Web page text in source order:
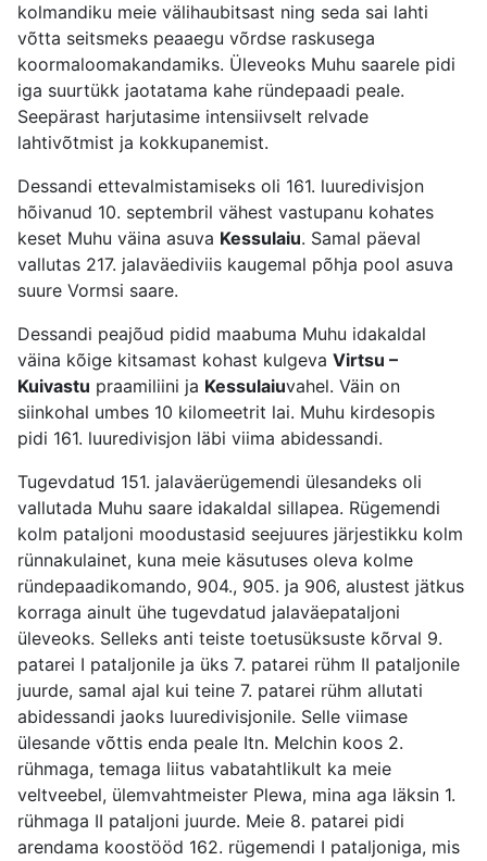
kolmandiku meie välihaubitsast ning seda sai lahti
võtta seitsmeks peaaegu võrdse raskusega
koormaloomakandamiks. Üleveoks Muhu saarele pidi
iga suurtükk jaotatama kahe ründepaadi peale.
Seepärast harjutasime intensiivselt relvade
lahtivõtmist ja kokkupanemist.
Dessandi ettevalmistamiseks oli 161. luuredivisjon
hõivanud 10. septembril vähest vastupanu kohates
keset Muhu väina asuva Kessulaiu. Samal päeval
vallutas 217. jalaväediviis kaugemal põhja pool asuva
suure Vormsi saare.
Dessandi peajõud pidid maabuma Muhu idakaldal
väina kõige kitsamast kohast kulgeva Virtsu –
Kuivastu praamiliini ja Kessulaiuvahel. Väin on
siinkohal umbes 10 kilomeetrit lai. Muhu kirdesopis
pidi 161. luuredivisjon läbi viima abidessandi.
Tugevdatud 151. jalaväerügemendi ülesandeks oli
vallutada Muhu saare idakaldal sillapea. Rügemendi
kolm pataljoni moodustasid seejuures järjestikku kolm
rünnakulainet, kuna meie käsutuses oleva kolme
ründepaadikomando, 904., 905. ja 906, alustest jätkus
korraga ainult ühe tugevdatud jalaväepataljoni
üleveoks. Selleks anti teiste toetusüksuste kõrval 9.
patarei I pataljonile ja üks 7. patarei rühm II pataljonile
juurde, samal ajal kui teine 7. patarei rühm allutati
abidessandi jaoks luuredivisjonile. Selle viimase
ülesande võttis enda peale Itn. Melchin koos 2.
rühmaga, temaga liitus vabatahtlikult ka meie
veltveebel, ülemvahtmeister Plewa, mina aga läksin 1.
rühmaga II pataljoni juurde. Meie 8. patarei pidi
arendama koostööd 162. rügemendi I pataljoniga, mis